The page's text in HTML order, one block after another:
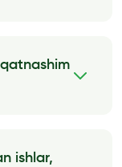
marta kelishi
ishlar,